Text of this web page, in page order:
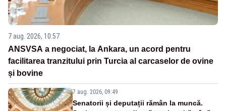
7 aug. 2026, 10:57
ANSVSA a negociat, la Ankara, un acord pentru
facilitarea tranzitului prin Turcia al carcaselor de ovine
și bovine
7 aug. 2026, 09:49
Senatorii și deputații rămân la muncă.